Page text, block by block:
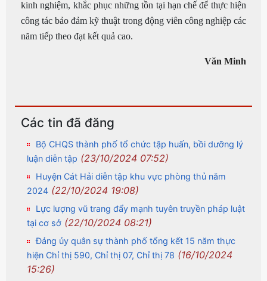
kinh nghiệm, khắc phục những tồn tại hạn chế để thực hiện
công tác bảo đảm kỹ thuật trong động viên công nghiệp các
năm tiếp theo đạt kết quả cao.
Văn Minh
Các tin đã đăng
Bộ CHQS thành phố tổ chức tập huấn, bồi dưỡng lý
luận diễn tập (23/10/2024 07:52)
Huyện Cát Hải diễn tập khu vực phòng thủ năm
2024 (22/10/2024 19:08)
Lực lượng vũ trang đẩy mạnh tuyên truyền pháp luật
tại cơ sở (22/10/2024 08:21)
Đảng ủy quân sự thành phố tổng kết 15 năm thực
hiện Chỉ thị 590, Chỉ thị 07, Chỉ thị 78 (16/10/2024
15:26)